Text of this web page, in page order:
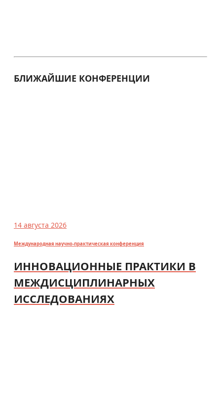
БЛИЖАЙШИЕ КОНФЕРЕНЦИИ
14 августа 2026
Международная научно-практическая конференция
ИННОВАЦИОННЫЕ ПРАКТИКИ В
МЕЖДИСЦИПЛИНАРНЫХ
ИССЛЕДОВАНИЯХ